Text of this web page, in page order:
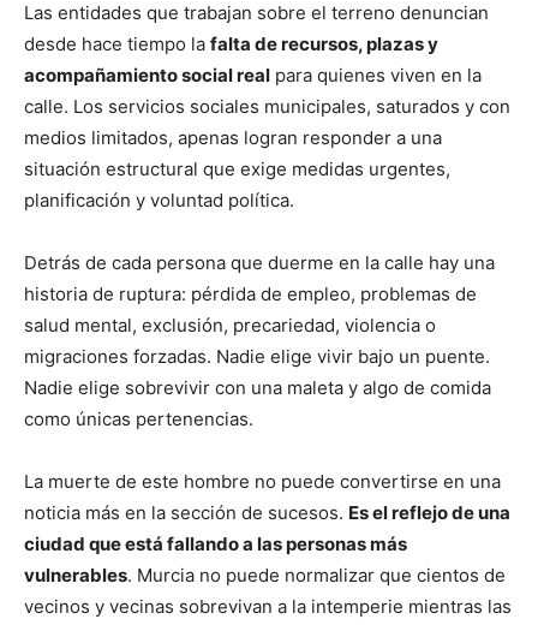
Las entidades que trabajan sobre el terreno denuncian
desde hace tiempo la falta de recursos, plazas y
acompañamiento social real para quienes viven en la
calle. Los servicios sociales municipales, saturados y con
medios limitados, apenas logran responder a una
situación estructural que exige medidas urgentes,
planificación y voluntad política.
Detrás de cada persona que duerme en la calle hay una
historia de ruptura: pérdida de empleo, problemas de
salud mental, exclusión, precariedad, violencia o
migraciones forzadas. Nadie elige vivir bajo un puente.
Nadie elige sobrevivir con una maleta y algo de comida
como únicas pertenencias.
La muerte de este hombre no puede convertirse en una
noticia más en la sección de sucesos. Es el reflejo de una
ciudad que está fallando a las personas más
vulnerables. Murcia no puede normalizar que cientos de
vecinos y vecinas sobrevivan a la intemperie mientras las